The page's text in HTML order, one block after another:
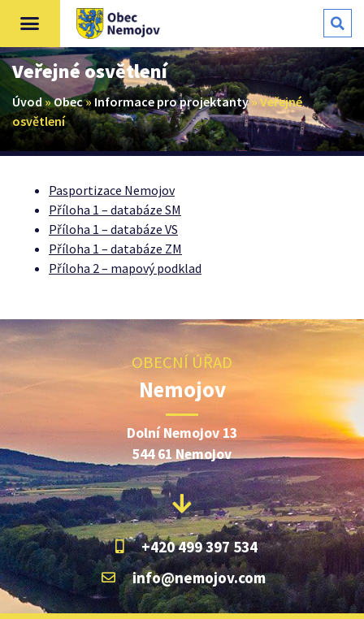
Veřejné osvětlení
Úvod »Obec» Informace pro projektanty»Veřejné
osvětlení
Pasportizace Nemojov
Příloha 1 – databáze SM
Příloha 1 – databáze VS
Příloha 1 – databáze ZM
Příloha 2 – mapový podklad
OBECNÍ ÚŘAD
Nemojov
Dolní Nemojov 13
544 61 Nemojov
+420 499 397 534
info@nemojov.com